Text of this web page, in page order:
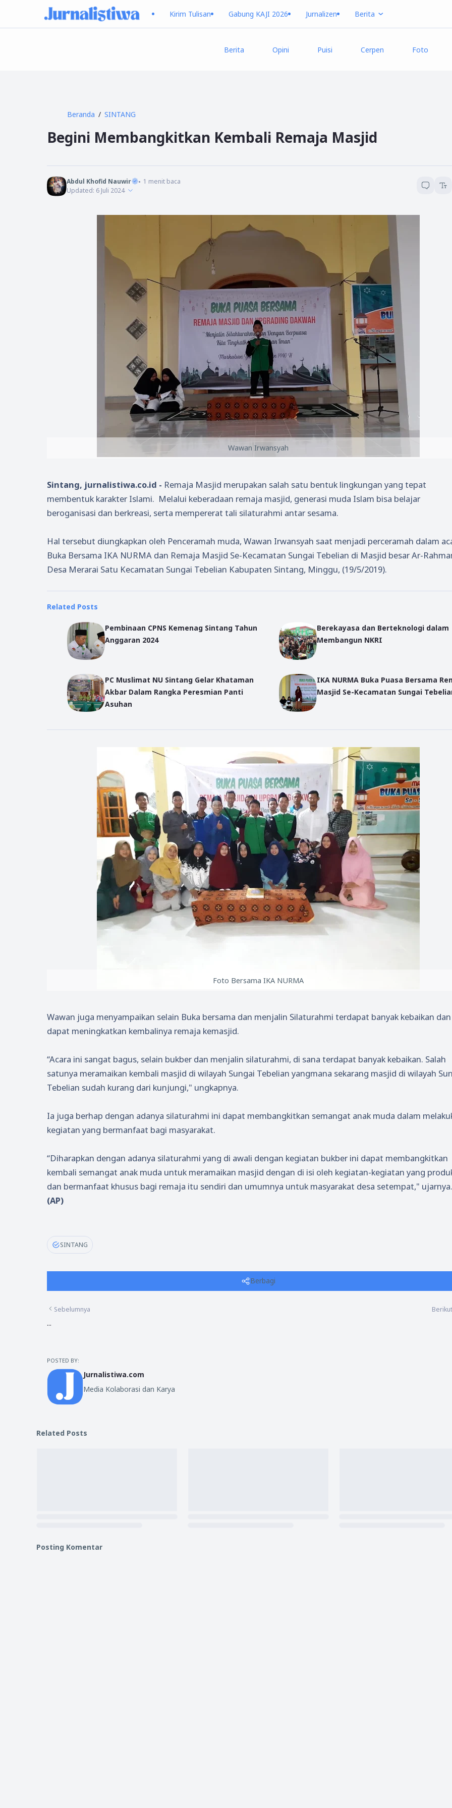
Kirim Tulisan Gabung KAJI 2026 Jurnalizen Berita
Berita Opini Puisi Cerpen Foto
Beranda SINTANG
Begini Membangkitkan Kembali Remaja Masjid
Abdul Khofid Nauwir 1 menit baca
Updated: 6 Juli 2024
Wawan Irwansyah
Sintang, jurnalistiwa.co.id - Remaja Masjid merupakan salah satu bentuk lingkungan yang tepat
membentuk karakter Islami. Melalui keberadaan remaja masjid, generasi muda Islam bisa belajar
beroganisasi dan berkreasi, serta mempererat tali silaturahmi antar sesama.
Hal tersebut diungkapkan oleh Penceramah muda, Wawan Irwansyah saat menjadi perceramah dalam
Buka Bersama IKA NURMA dan Remaja Masjid Se-Kecamatan Sungai Tebelian di Masjid besar Ar-
Desa Merarai Satu Kecamatan Sungai Tebelian Kabupaten Sintang, Minggu, (19/5/2019).
Related Posts
Pembinaan CPNS Kemenag Sintang Tahun
Anggaran 2024
Berekayasa dan Berteknologi dalam
Membangun NKRI
PC Muslimat NU Sintang Gelar Khataman
Akbar Dalam Rangka Peresmian Panti
Asuhan
IKA NURMA Buka Puasa Bersama
Masjid Se-Kecamatan Sungai
Foto Bersama IKA NURMA
Wawan juga menyampaikan selain Buka bersama dan menjalin Silaturahmi terdapat banyak kebaikan dan
dapat meningkatkan kembalinya remaja kemasjid.
“Acara ini sangat bagus, selain bukber dan menjalin silaturahmi, di sana terdapat banyak kebaikan. Salah
satunya meramaikan kembali masjid di wilayah Sungai Tebelian yangmana sekarang masjid di wilayah
Tebelian sudah kurang dari kunjungi," ungkapnya.
Ia juga berhap dengan adanya silaturahmi ini dapat membangkitkan semangat anak muda dalam
kegiatan yang bermanfaat bagi masyarakat.
“Diharapkan dengan adanya silaturahmi yang di awali dengan kegiatan bukber ini dapat membangkitkan
kembali semangat anak muda untuk meramaikan masjid dengan di isi oleh kegiatan-kegiatan yang
dan bermanfaat khusus bagi remaja itu sendiri dan umumnya untuk masyarakat desa setempat," ujarnya.
(AP)
SINTANG
Berbagi
Sebelumnya
...
POSTED BY:
Jurnalistiwa.com
Media Kolaborasi dan Karya
Related Posts
Posting Komentar